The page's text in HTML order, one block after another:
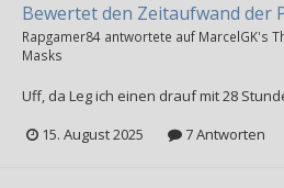
Bewertet den Zeitaufwand der
Rapgamer84 antwortete auf MarcelGK's
Masks
Uff, da Leg ich einen drauf mit 28
15. August 2025
7 Antworten